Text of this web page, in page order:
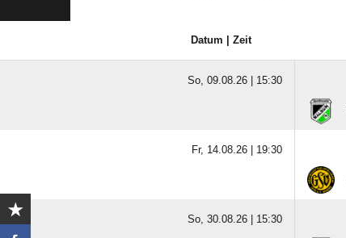
Datum | Zeit
So, 09.08.26 | 15:30
Fr, 14.08.26 | 19:30
So, 30.08.26 | 15:30